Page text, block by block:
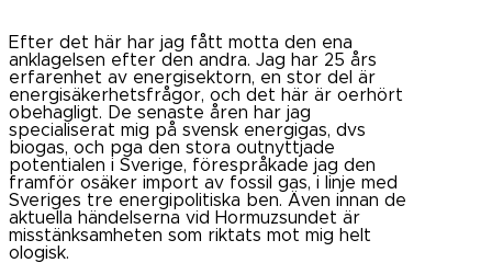
Efter det här har jag fått motta den ena
anklagelsen efter den andra. Jag har 25 års
erfarenhet av energisektorn, en stor del är
energisäkerhetsfrågor, och det här är oerhört
obehagligt. De senaste åren har jag
specialiserat mig på svensk energigas, dvs
biogas, och pga den stora outnyttjade
potentialen i Sverige, förespråkade jag den
framför osäker import av fossil gas, i linje med
Sveriges tre energipolitiska ben. Även innan de
aktuella händelserna vid Hormuzsundet är
misstänksamheten som riktats mot mig helt
ologisk.